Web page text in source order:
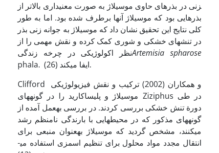
زنی در بذرهای حاوی موسیلاژ به صورت معنی­داری بالاتر از
بذرهایی بود که موسیلاژ آنها برطرف شده بود. اما به طور
کلی نتایج این تحقیق نشان داد که موسیلاژ به جوانه زنی بذر
در تنش­های خشکی و شوری کمک کرده و نقش مهمی را از
نظر اکولوژیکی در چرخه زندگیArtemisia spharose
phala.
ایفا می­کند (26).
Clifford و همکاران (2002) ترکیب و نقش فیزیولوژیکی
موسیلاژ و پلی­ساکارید را در گونه­های Ziziphus در طی
دورة تنش خشکی بررسی کردند. در بررسی به­عمل آمده از
گونه­های مذکور که در محیط­هایی با بارندگی نامنظم رشد
می­کنند، مشخص گردید که موسیلاژ به­عنوان منبعی برای
انتقال مجدد مواد محلول برای تنظیم اسمزی استفاده می­